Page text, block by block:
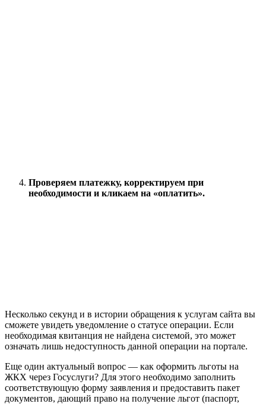
Проверяем платежку, корректируем при
необходимости и кликаем на «оплатить».
Несколько секунд и в истории обращения к услугам сайта вы
сможете увидеть уведомление о статусе операции. Если
необходимая квитанция не найдена системой, это может
означать лишь недоступность данной операции на портале.
Еще один актуальный вопрос — как оформить льготы на
ЖКХ через Госуслуги? Для этого необходимо заполнить
соответствующую форму заявления и предоставить пакет
документов, дающий право на получение льгот (паспорт,